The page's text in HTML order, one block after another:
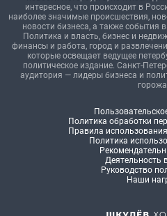
интересное, что происходит в
наиболее значимые происшествия,
новости бизнеса, а также события
Политика и власть, бизнес и
финансы и работа, город и
которые освещает ведущее
политическое издание. Санкт-
аудитория — лидеры бизнеса и
Политика обработки
Правила
Политика
Деятельность
Руководство
Наши